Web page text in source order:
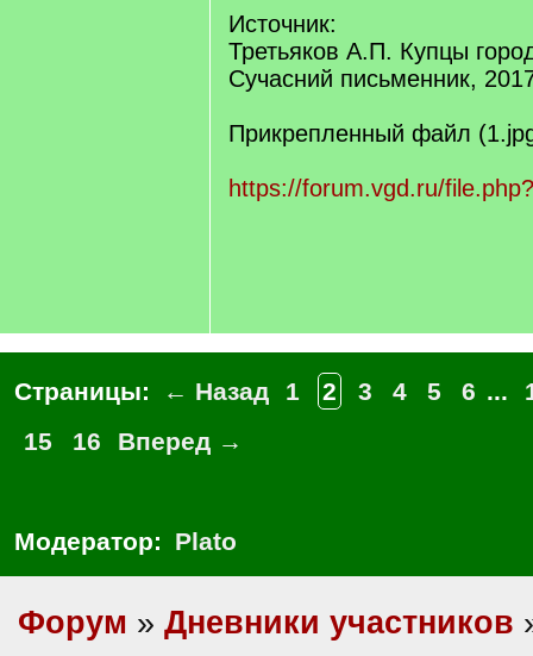
Источник:
Третьяков А.П. Купцы
Сучасний письменник,
Прикрепленный файл
https://forum.vgd.ru/
Страницы: ← Назад 1 2 3 4 5 6 ...
15
16 Вперед →
Модератор: Plato
Форум » Дневники участников